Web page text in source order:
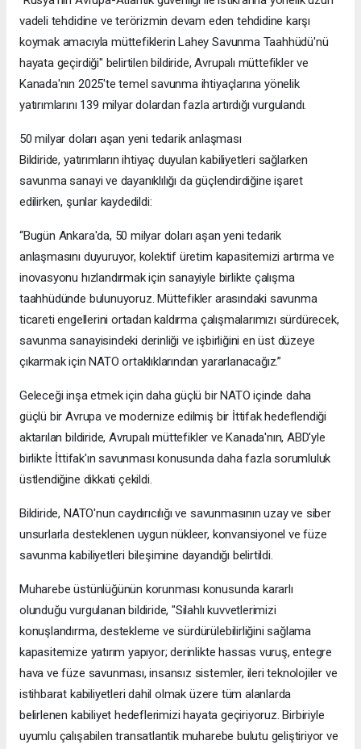
vadeli tehdidine ve terörizmin devam eden tehdidine karşı
koymak amacıyla müttefiklerin Lahey Savunma Taahhüdü'nü
hayata geçirdiği" belirtilen bildiride, Avrupalı müttefikler ve
Kanada'nın 2025'te temel savunma ihtiyaçlarına yönelik
yatırımlarını 139 milyar dolardan fazla artırdığı vurgulandı.
50 milyar doları aşan yeni tedarik anlaşması
Bildiride, yatırımların ihtiyaç duyulan kabiliyetleri sağlarken
savunma sanayi ve dayanıklılığı da güçlendirdiğine işaret
edilirken, şunlar kaydedildi:
“Bugün Ankara'da, 50 milyar doları aşan yeni tedarik
anlaşmasını duyuruyor, kolektif üretim kapasitemizi artırma ve
inovasyonu hızlandırmak için sanayiyle birlikte çalışma
taahhüdünde bulunuyoruz. Müttefikler arasındaki savunma
ticareti engellerini ortadan kaldırma çalışmalarımızı sürdürecek,
savunma sanayisindeki derinliği ve işbirliğini en üst düzeye
çıkarmak için NATO ortaklıklarından yararlanacağız.”
Geleceği inşa etmek için daha güçlü bir NATO içinde daha
güçlü bir Avrupa ve modernize edilmiş bir İttifak hedeflendiği
aktarılan bildiride, Avrupalı müttefikler ve Kanada'nın, ABD'yle
birlikte İttifak'ın savunması konusunda daha fazla sorumluluk
üstlendiğine dikkati çekildi.
Bildiride, NATO'nun caydırıcılığı ve savunmasının uzay ve siber
unsurlarla desteklenen uygun nükleer, konvansiyonel ve füze
savunma kabiliyetleri bileşimine dayandığı belirtildi.
Muharebe üstünlüğünün korunması konusunda kararlı
olunduğu vurgulanan bildiride, "Silahlı kuvvetlerimizi
konuşlandırma, destekleme ve sürdürülebilirliğini sağlama
kapasitemize yatırım yapıyor; derinlikte hassas vuruş, entegre
hava ve füze savunması, insansız sistemler, ileri teknolojiler ve
istihbarat kabiliyetleri dahil olmak üzere tüm alanlarda
belirlenen kabiliyet hedeflerimizi hayata geçiriyoruz. Birbiriyle
uyumlu çalışabilen transatlantik muharebe bulutu geliştiriyor ve